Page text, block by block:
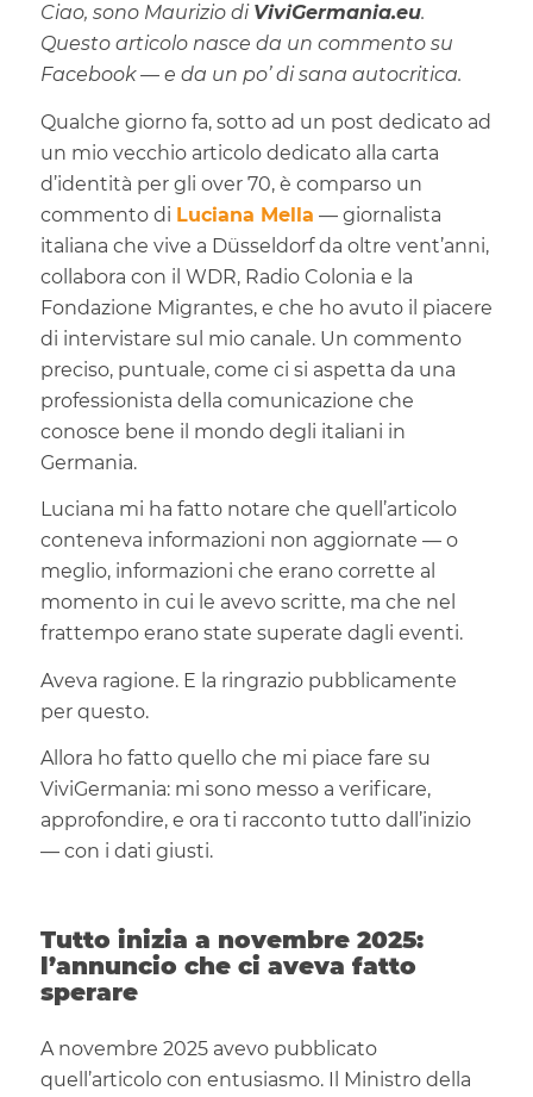
Ciao, sono Maurizio di ViviGermania.eu.
Questo articolo nasce da un commento su
Facebook — e da un po’ di sana autocritica.
Qualche giorno fa, sotto ad un post dedicato ad
un mio vecchio articolo dedicato alla carta
d’identità per gli over 70, è comparso un
commento di Luciana Mella — giornalista
italiana che vive a Düsseldorf da oltre vent’anni,
collabora con il WDR, Radio Colonia e la
Fondazione Migrantes, e che ho avuto il piacere
di intervistare sul mio canale. Un commento
preciso, puntuale, come ci si aspetta da una
professionista della comunicazione che
conosce bene il mondo degli italiani in
Germania.
Luciana mi ha fatto notare che quell’articolo
conteneva informazioni non aggiornate — o
meglio, informazioni che erano corrette al
momento in cui le avevo scritte, ma che nel
frattempo erano state superate dagli eventi.
Aveva ragione. E la ringrazio pubblicamente
per questo.
Allora ho fatto quello che mi piace fare su
ViviGermania: mi sono messo a verificare,
approfondire, e ora ti racconto tutto dall’inizio
— con i dati giusti.
Tutto inizia a novembre 2025:
l’annuncio che ci aveva fatto
sperare
A novembre 2025 avevo pubblicato
quell’articolo con entusiasmo. Il Ministro della